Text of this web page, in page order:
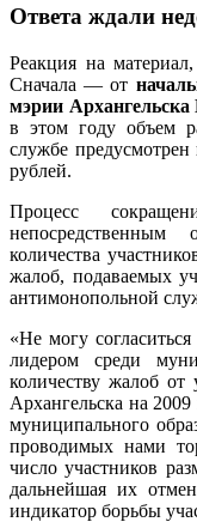
Ответа ждали
Реакция на
Сначала — от
мэрии
в этом году объем
службе
рублей.
Процесс
непосредственным
количества
жалоб, подаваемых
антимонопольной
«Не могу
лидером среди
количеству жалоб от
Архангельска на
муниципального
проводимых нами
число участников
дальнейшая их
индикатор борьбы